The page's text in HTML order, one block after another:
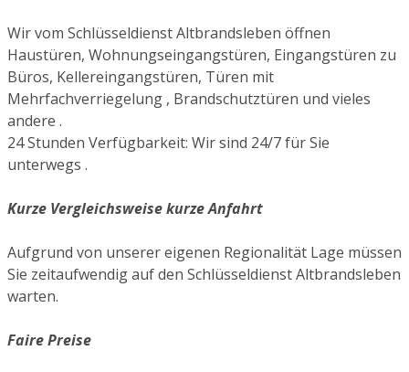
Wir vom Schlüsseldienst Altbrandsleben öffnen
Haustüren, Wohnungseingangstüren, Eingangstüren zu
Büros, Kellereingangstüren, Türen mit
Mehrfachverriegelung , Brandschutztüren und vieles
andere .
24 Stunden Verfügbarkeit: Wir sind 24/7 für Sie
unterwegs .
Kurze Vergleichsweise kurze Anfahrt
Aufgrund von unserer eigenen Regionalität Lage müssen
Sie zeitaufwendig auf den Schlüsseldienst Altbrandsleben
warten.
Faire Preise